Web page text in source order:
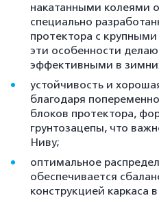
накатанными колеями
специально
протектора с
эти особенности
эффективными в
устойчивость и
благодаря
блоков протектора,
грунтозацепы, что
Ниву;
оптимальное
обеспечивается
конструкцией каркаса